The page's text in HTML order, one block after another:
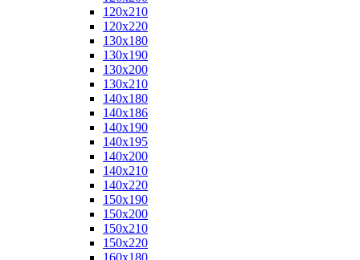
120x210
120x220
130x180
130x190
130x200
130x210
140x180
140x186
140x190
140x195
140x200
140x210
140x220
150x190
150x200
150x210
150x220
160x180